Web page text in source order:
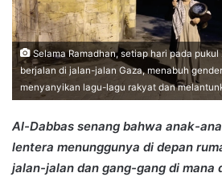
Selama Ramadhan, setiap hari pada
berjalan di jalan-jalan Gaza, menabuh
menyanyikan lagu-lagu rakyat dan
Al-Dabbas senang bahwa anak-
lentera menunggunya di depan
jalan-jalan dan gang-gang di mana